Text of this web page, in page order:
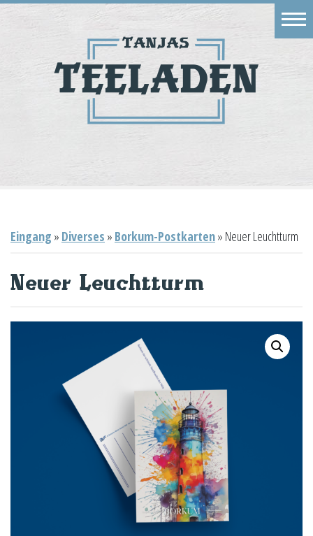
Eingang » Diverses » Borkum-Postkarten» Neuer Leuchtturm
Neuer Leuchtturm
Geschäft